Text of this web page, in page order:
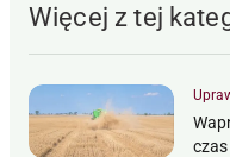
Więcej z tej
czas